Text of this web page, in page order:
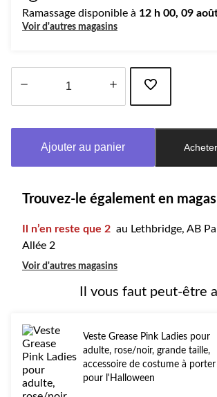
Ramassage disponible à 12 h 00, 09
Voir d'autres magasins
à
Ajouter au panier
Trouvez-le également en
Il n’en reste que 2 au Lethbridge, AB
Allée 2
Voir d'autres magasins
Il vous faut peut-être
Veste Grease Pink Ladies pour
adulte, rose/noir, grande taille,
accessoire de costume à porter
pour l'Halloween